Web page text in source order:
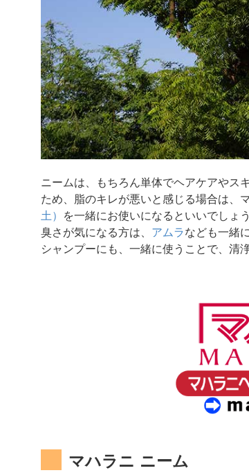
ニームは、もちろん単体でヘアケアやス
ため、脂のキレが悪いと感じる場合は、
土） を一緒にお使いになるといいでしょ
臭さが気になる方は、 アムラなども一緒
シャンプーにも、一緒に使うことで、清
マハラニ ニーム